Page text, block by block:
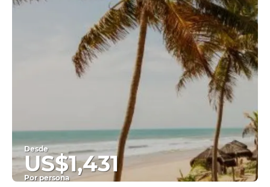
Desde
US$1,431
Por persona